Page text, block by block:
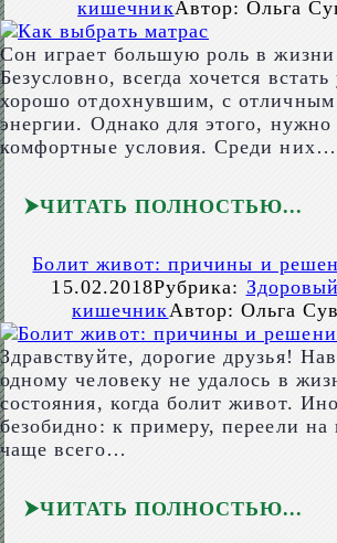
кишечникАвтор: Ольга
Сон играет большую роль в жизни
Безусловно, всегда хочется
хорошо отдохнувшим, с отличным
энергии. Однако для этого, нужно
комфортные условия. Среди них…
ЧИТАТЬ ПОЛНОСТЬЮ
Болит живот: причины и
15.02.2018Рубрика:
кишечникАвтор: Ольга
Здравствуйте, дорогие друзья!
одному человеку не удалось в
состояния, когда болит живот.
безобидно: к примеру, переели на
чаще всего…
ЧИТАТЬ ПОЛНОСТЬЮ